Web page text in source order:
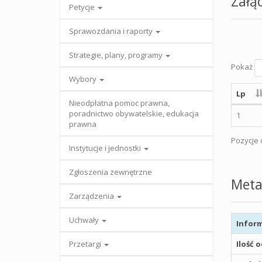
Petycje
Sprawozdania i raporty
Strategie, plany, programy
Wybory
Nieodpłatna pomoc prawna,
poradnictwo obywatelskie, edukacja
prawna
Instytucje i jednostki
Zgłoszenia zewnętrzne
Zarządzenia
Uchwały
Przetargi
Pokaż
Lp
1
Pozycje
Ilość